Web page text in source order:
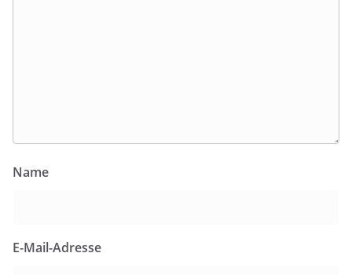
Name
E-Mail-Adresse